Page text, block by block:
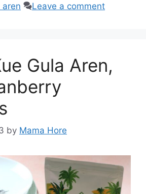
aren Leave a comment
Gula Aren,
by Mama Hore